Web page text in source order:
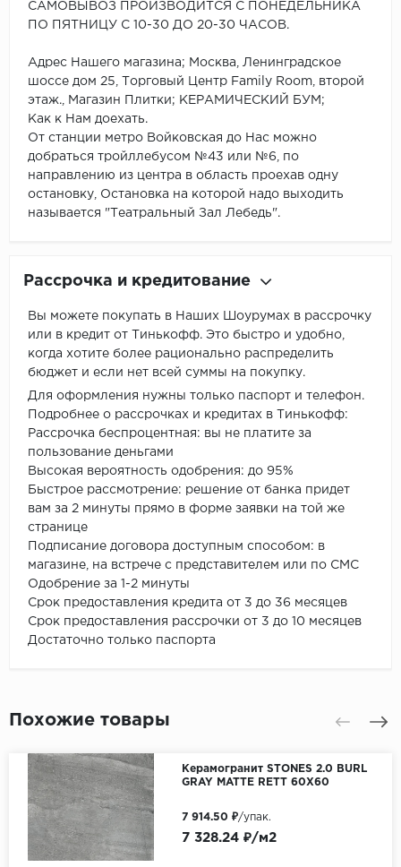
САМОВЫВОЗ ПРОИЗВОДИТСЯ С ПОНЕДЕЛЬНИКА
ПО ПЯТНИЦУ С 10-30 ДО 20-30 ЧАСОВ.
Адрес Нашего магазина; Москва, Ленинградское
шоссе дом 25, Торговый Центр Family Room, второй
этаж., Магазин Плитки; КЕРАМИЧЕСКИЙ БУМ;
Как к Нам доехать.
От станции метро Войковская до Нас можно
добраться тройллебусом №43 или №6, по
направлению из центра в область проехав одну
остановку, Остановка на которой надо выходить
называется "Театральный Зал Лебедь".
Рассрочка и кредитование
Вы можете покупать в Наших Шоурумах в рассрочку
или в кредит от Тинькофф. Это быстро и удобно,
когда хотите более рационально распределить
бюджет и если нет всей суммы на покупку.
Для оформления нужны только паспорт и телефон.
Подробнее о рассрочках и кредитах в Тинькофф:
Рассрочка беспроцентная: вы не платите за
пользование деньгами
Высокая вероятность одобрения: до 95%
Быстрое рассмотрение: решение от банка придет
вам за 2 минуты прямо в форме заявки на той же
странице
Подписание договора доступным способом: в
магазине, на встрече с представителем или по СМС
Одобрение за 1-2 минуты
Срок предоставления кредита от 3 до 36 месяцев
Срок предоставления рассрочки от 3 до 10 месяцев
Достаточно только паспорта
Похожие товары
Керамогранит STONES 2.0 BURL
GRAY MATTE RETT 60X60
7 328.24 ₽/м2
7 914.50 ₽/упак.